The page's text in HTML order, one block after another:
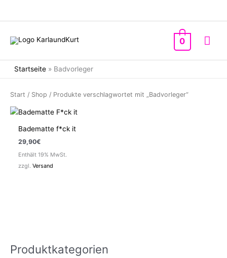
0
Startseite » Badvorleger
Produktkategorien
Start / Shop / Produkte verschlagwortet mit „Badvorleger“
Badematte f*ck it
29,90€
Enthält 19% MwSt.
zzgl.Versand